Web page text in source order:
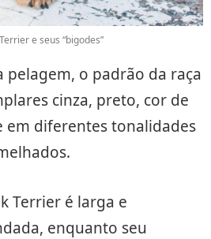
e seus “bigodes”
pelagem, o padrão da raça
cinza, preto, cor de
em diferentes tonalidades
Terrier é larga e
enquanto seu